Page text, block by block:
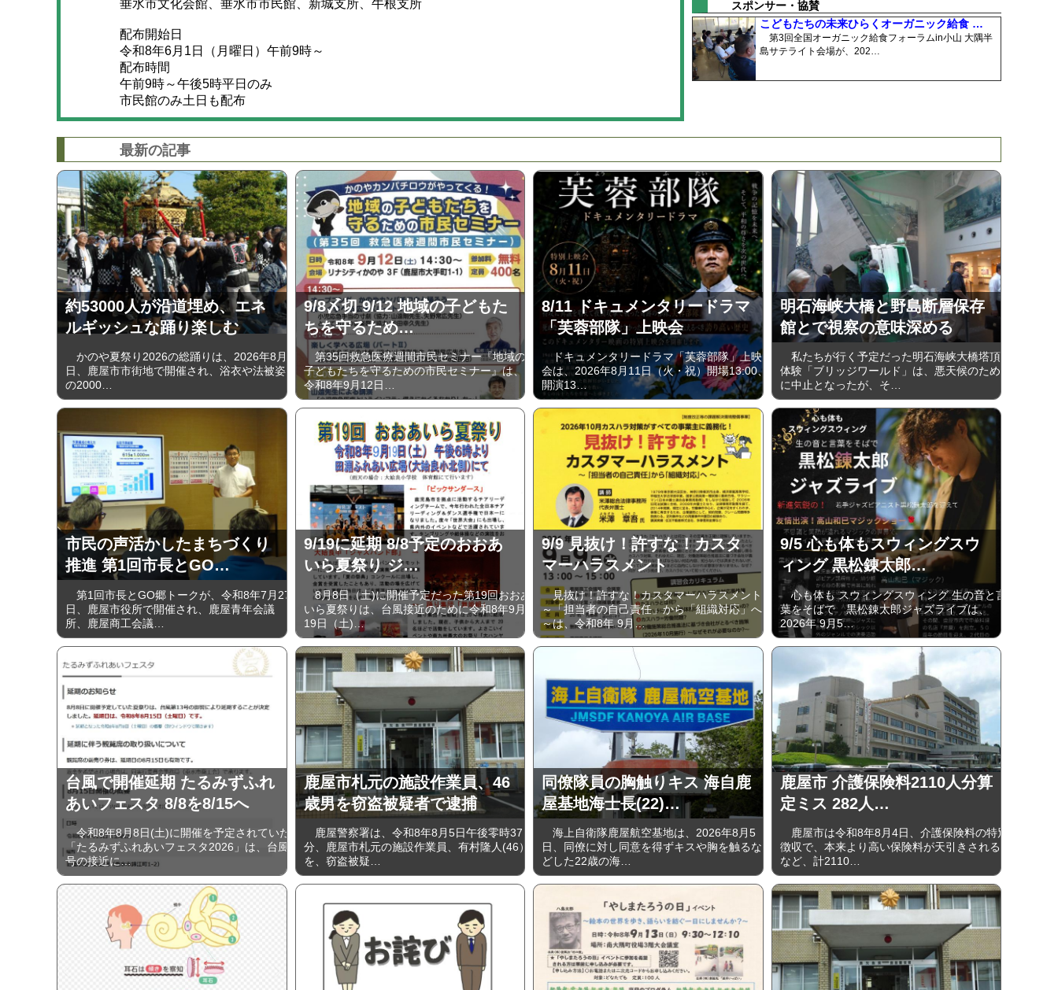
垂水市文化会館、垂水市市民館、新城支所、牛根支所
配布開始日
令和8年6月1日（月曜日）午前9時～
配布時間
午前9時～午後5時平日のみ
市民館のみ土日も配布
スポンサー・協賛
こどもたちの未来ひらくオーガニック給食 …
第3回全国オーガニック給食フォーラムin小山 大隅半
島サテライト会場が、202…
最新の記事
約53000人が沿道埋め、エネ
ルギッシュな踊り楽しむ
かのや夏祭り2026の総踊りは、2026年8月1
日、鹿屋市市街地で開催され、浴衣や法被姿
の2000…
9/8〆切 9/12 地域の子どもた
ちを守るため…
第35回救急医療週間市民セミナー『地域の
子どもたちを守るための市民セミナー』は、
令和8年9月12日…
8/11 ドキュメンタリードラマ
「芙蓉部隊」上映会
ドキュメンタリードラマ「芙蓉部隊」上映
会は、2026年8月11日（火・祝）開場13:00、
開演13…
明石海峡大橋と野島断層保存
館とで視察の意味深める
私たちが行く予定だった明石海峡大橋塔頂
体験「ブリッジワールド」は、悪天候のため
に中止となったが、そ…
市民の声活かしたまちづくり
推進 第1回市長とGO…
第1回市長とGO郷トークが、令和8年7月27
日、鹿屋市役所で開催され、鹿屋青年会議
所、鹿屋商工会議…
9/19に延期 8/8予定のおおあ
いら夏祭り ジ…
8月8日（土)に開催予定だった第19回おおあ
いら夏祭りは、台風接近のために令和8年9月
19日（土)…
9/9 見抜け！許すな！カスタ
マーハラスメント
見抜け！許すな！カスタマーハラスメント
～「担当者の自己責任」から「組織対応」へ
～は、令和8年 9月…
9/5 心も体もスウィングスウ
ィング 黒松錬太郎…
心も体も スウィングスウィング 生の音と言
葉をそばで 黒松錬太郎ジャズライブは、
2026年 9⽉5…
台風で開催延期 たるみずふれ
あいフェスタ 8/8を8/15へ
令和8年8月8日(土)に開催を予定されていた
「たるみずふれあいフェスタ2026」は、台風
号の接近に…
鹿屋市札元の施設作業員、46
歳男を窃盗被疑者で逮捕
鹿屋警察署は、令和8年8月5日午後零時37
分、鹿屋市札元の施設作業員、有村隆人(46）
を、窃盗被疑…
同僚隊員の胸触りキス 海自鹿
屋基地海士長(22)…
海上自衛隊鹿屋航空基地は、2026年8月5
日、同僚に対し同意を得ずキスや胸を触るな
どした22歳の海…
鹿屋市 介護保険料2110人分算
定ミス 282人…
鹿屋市は令和8年8月4日、介護保険料の特別
徴収で、本来より高い保険料が天引きされる
など、計2110…